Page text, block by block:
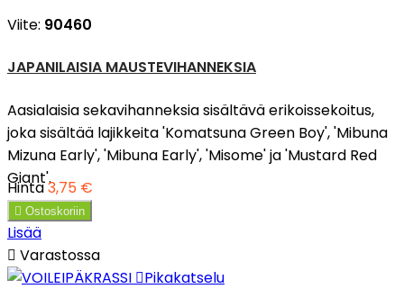
Viite: 90460
JAPANILAISIA MAUSTEVIHANNEKSIA
Aasialaisia sekavihanneksia sisältävä erikoissekoitus,
joka sisältää lajikkeita 'Komatsuna Green Boy', 'Mibuna
Mizuna Early', 'Mibuna Early', 'Misome' ja 'Mustard Red
Giant'.
Hinta3,75 €
 Ostoskoriin
Lisää
 Varastossa
Pikakatselu